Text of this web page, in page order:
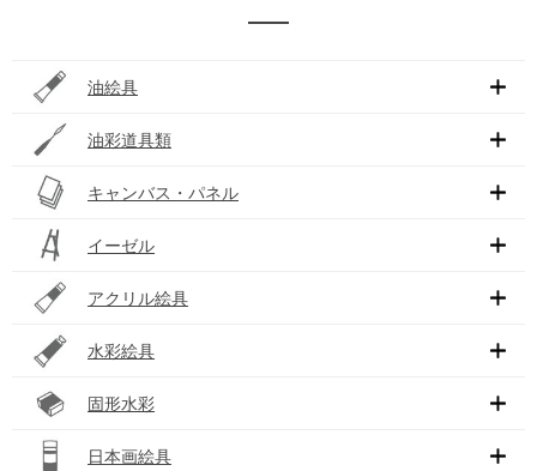
油絵具
油彩道具類
キャンバス・パネル
イーゼル
アクリル絵具
水彩絵具
固形水彩
日本画絵具